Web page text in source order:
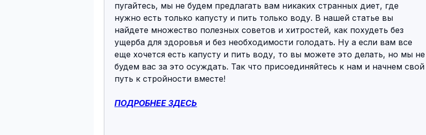
пугайтесь, мы не будем предлагать вам никаких странных диет, где
нужно есть только капусту и пить только воду. В нашей статье вы
найдете множество полезных советов и хитростей, как похудеть без
ущерба для здоровья и без необходимости голодать. Ну а если вам все
еще хочется есть капусту и пить воду, то вы можете это делать, но мы не
будем вас за это осуждать. Так что присоединяйтесь к нам и начнем свой
путь к стройности вместе!
ПОДРОБНЕЕ ЗДЕСЬ